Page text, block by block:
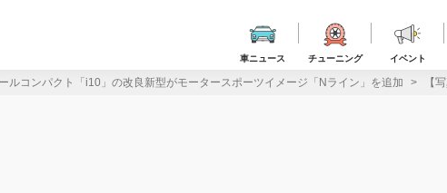
車ニュース チューニング イベント
ルコンパクト「i10」の改良新型がモータースポーツイメージ「Nライン」を追加 【